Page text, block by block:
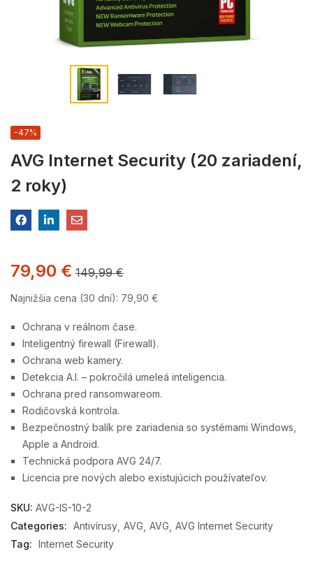
AVG Internet Security (20 zariadení,
2 roky)
-47%
79,90 € 149,99€
Najnižšia cena (30 dní): 79,90 €
Ochrana v reálnom čase.
Inteligentný firewall (Firewall).
Ochrana web kamery.
Detekcia A.I. – pokročilá umeleá inteligencia.
Ochrana pred ransomwareom.
Rodičovská kontrola.
Bezpečnostný balík pre zariadenia so systémami Windows,
Apple a Android.
Technická podpora AVG 24/7.
Licencia pre nových alebo existujúcich používateľov.
SKU: AVG-IS-10-2
Categories: Antivírusy AVG AVG AVG Internet Security
Tag: Internet Security